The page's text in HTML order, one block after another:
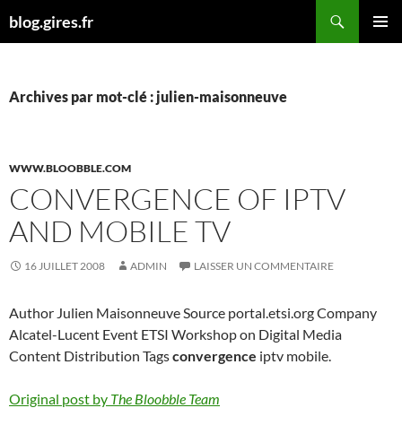
aublog.gires.fr
Archives par mot-clé : julien-maisonneuve
WWW.BLOOBBLE.COM
CONVERGENCE OF IPTV
AND MOBILE TV
16 JUILLET 2008 ADMIN LAISSER UN COMMENTAIRE
Author Julien Maisonneuve Source portal.etsi.org Company
Alcatel-Lucent Event ETSI Workshop on Digital Media
Content Distribution Tagsconvergence iptv mobile.
Original post by The Bloobble Team